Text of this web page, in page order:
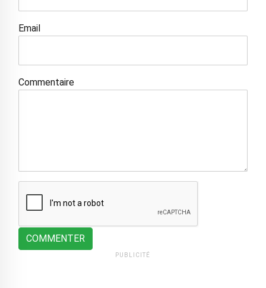
Email
Commentaire
COMMENTER
PUBLICITÉ